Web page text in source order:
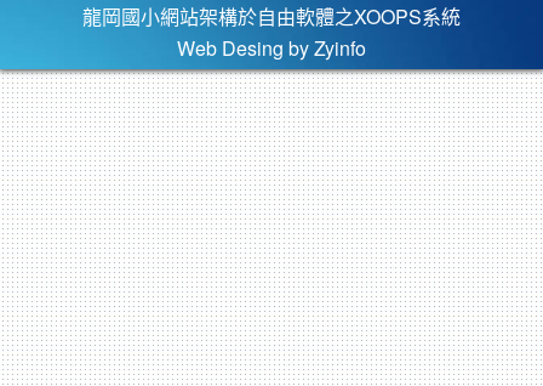
龍岡國小網站架構於自由軟體之XOOPS系統
Web Desing by Zyinfo